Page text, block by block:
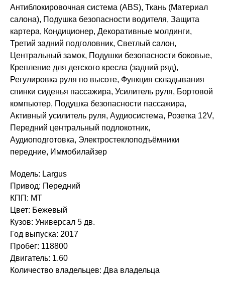
Антиблокировочная система (ABS), Ткань (Материал
салона), Подушка безопасности водителя, Защита
картера, Кондиционер, Декоративные молдинги,
Третий задний подголовник, Светлый салон,
Центральный замок, Подушки безопасности боковые,
Крепление для детского кресла (задний ряд),
Регулировка руля по высоте, Функция складывания
спинки сиденья пассажира, Усилитель руля, Бортовой
компьютер, Подушка безопасности пассажира,
Активный усилитель руля, Аудиосистема, Розетка 12V,
Передний центральный подлокотник,
Аудиоподготовка, Электростеклоподъёмники
передние, Иммобилайзер
Модель: Largus
Привод: Передний
КПП: MT
Цвет: Бежевый
Кузов: Универсал 5 дв.
Год выпуска: 2017
Пробег: 118800
Двигатель: 1.60
Количество владельцев: Два владельца